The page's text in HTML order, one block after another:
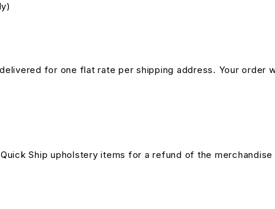
for one flat rate per shipping address. Your order
Ship upholstery items for a refund of the